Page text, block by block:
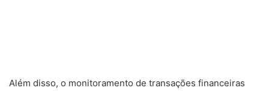
Além disso, o monitoramento de transações financeiras